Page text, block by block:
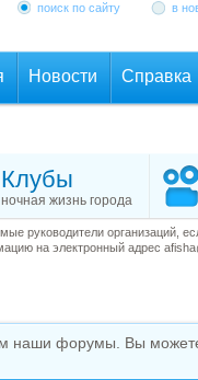
поиск по сайту в
Новости Справка
Клубы
ночная жизнь города
руководители организаций,
на электронный адрес
наши форумы. Вы